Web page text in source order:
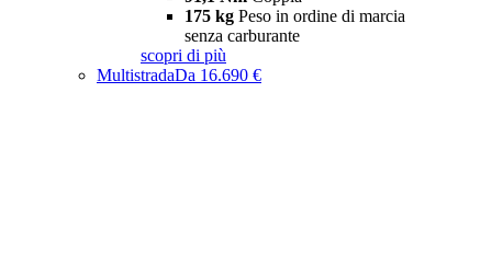
175 kg Peso in ordine di marcia
senza carburante
scopri di più
MultistradaDa 16.690 €